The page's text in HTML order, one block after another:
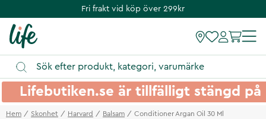
Fri frakt vid köp över 299kr
Lifebutiken.se är tillfälligt stängd
Hem Skonhet Harvard Balsam Conditioner Argan Oil 30 Ml